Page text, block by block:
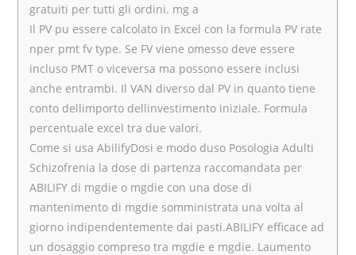
gratuiti per tutti gli ordini. mg a
Il PV pu essere calcolato in Excel con la formula PV rate
nper pmt fv type. Se FV viene omesso deve essere
incluso PMT o viceversa ma possono essere inclusi
anche entrambi. Il VAN diverso dal PV in quanto tiene
conto dellimporto dellinvestimento iniziale. Formula
percentuale excel tra due valori.
Come si usa AbilifyDosi e modo duso Posologia Adulti
Schizofrenia la dose di partenza raccomandata per
ABILIFY di mgdie o mgdie con una dose di
mantenimento di mgdie somministrata una volta al
giorno indipendentemente dai pasti.ABILIFY efficace ad
un dosaggio compreso tra mgdie e mgdie. Laumento